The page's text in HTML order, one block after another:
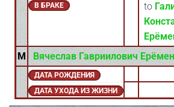
В БРАКЕ
to
M
Вячеслав Гавриилович
ДАТА РОЖДЕНИЯ
ДАТА УХОДА ИЗ ЖИЗНИ